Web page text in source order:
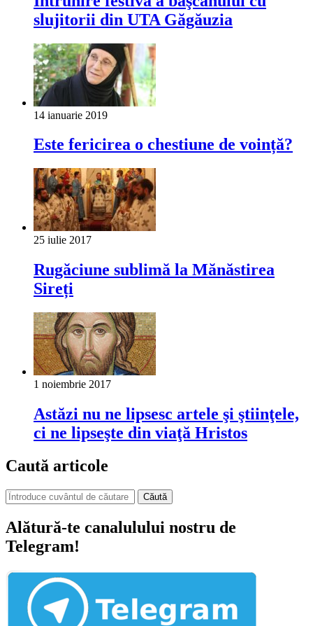
slujitorii din UTA Găgăuzia
14 ianuarie 2019
Este fericirea o chestiune de voință?
25 iulie 2017
Rugăciune sublimă la Mănăstirea
Sireți
1 noiembrie 2017
Astăzi nu ne lipsesc artele şi ştiinţele,
ci ne lipseşte din viaţă Hristos
Caută articole
Căută
Alătură-te canalulului nostru de
Telegram!